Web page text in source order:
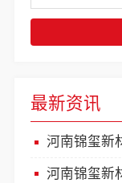
最新资讯
河南锦玺新
河南锦玺新材